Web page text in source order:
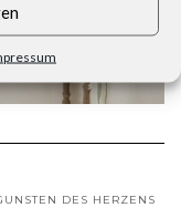
DES HERZENS